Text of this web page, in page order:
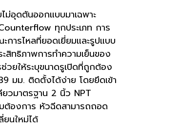
ม่อุดตันออกแบบมาเฉพาะ
ทุกประเภท การ
ารไหลที่ยอดเยี่ยมและรูปแบบ
สิทธิภาพการทำความเย็นของ
วยให้ระบุขนาดรูเปิดที่ถูกต้อง
มม. ติดตั้งได้ง่าย โดยยึดเข้า
วมาตรฐาน 2 นิ้ว NPT
ต้องการ หัวฉีดสามารถถอด
ยนใหม่ได้